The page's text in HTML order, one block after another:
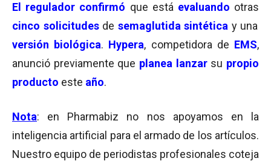
El regulador confirmó que está evaluando otras
cinco solicitudesde semaglutida sintética y una
versión biológica. Hypera, competidora de EMS,
anunció previamente que planea lanzarsu propio
producto este año.
Nota: en Pharmabiz no nos apoyamos en la
inteligencia artificial para el armado de los artículos.
Nuestro equipo de periodistas profesionales coteja